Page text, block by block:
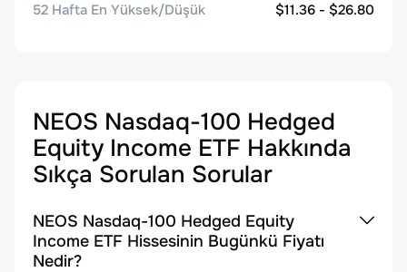
52 Hafta En Yüksek/Düşük
$11.36 - $26.80
NEOS Nasdaq-100 Hedged
Equity Income ETF Hakkında
Sıkça Sorulan Sorular
NEOS Nasdaq-100 Hedged Equity
Income ETF Hissesinin Bugünkü Fiyatı
Nedir?